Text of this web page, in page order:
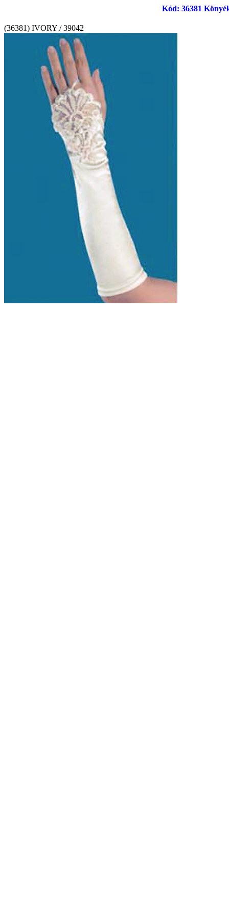
Kód: 36381
(36381) IVORY / 39042